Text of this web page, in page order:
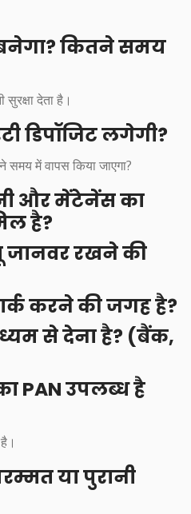
बनेगा? कितने समय
देता है।
डिपॉजिट लगेगी?
में वापस किया जाएगा?
और मेंटेनेंस का
है?
जानवर रखने की
करने की जगह है?
से देना है? (बैंक,
PAN उपलब्ध है
या पुरानी